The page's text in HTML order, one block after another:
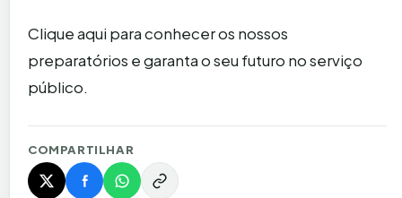
Clique aqui para conhecer os nossos
preparatórios e garanta o seu futuro no serviço
público.
COMPARTILHAR